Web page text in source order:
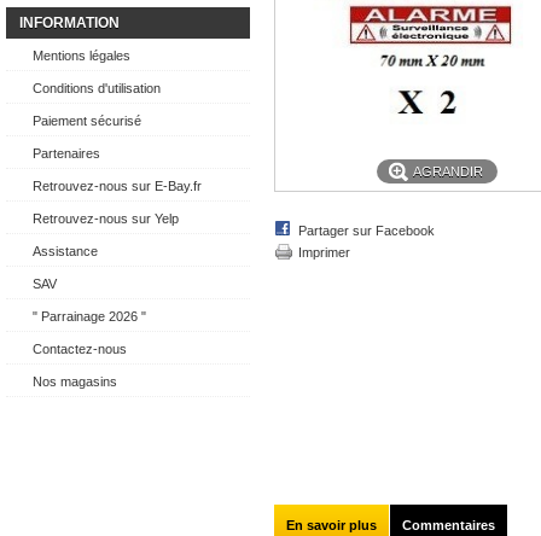
INFORMATION
Mentions légales
Conditions d'utilisation
Paiement sécurisé
Partenaires
Retrouvez-nous sur E-Bay.fr
Retrouvez-nous sur Yelp
Assistance
SAV
" Parrainage 2026 "
Contactez-nous
Nos magasins
AGRANDIR
Partager sur Facebook
Imprimer
En savoir plus Commentaires